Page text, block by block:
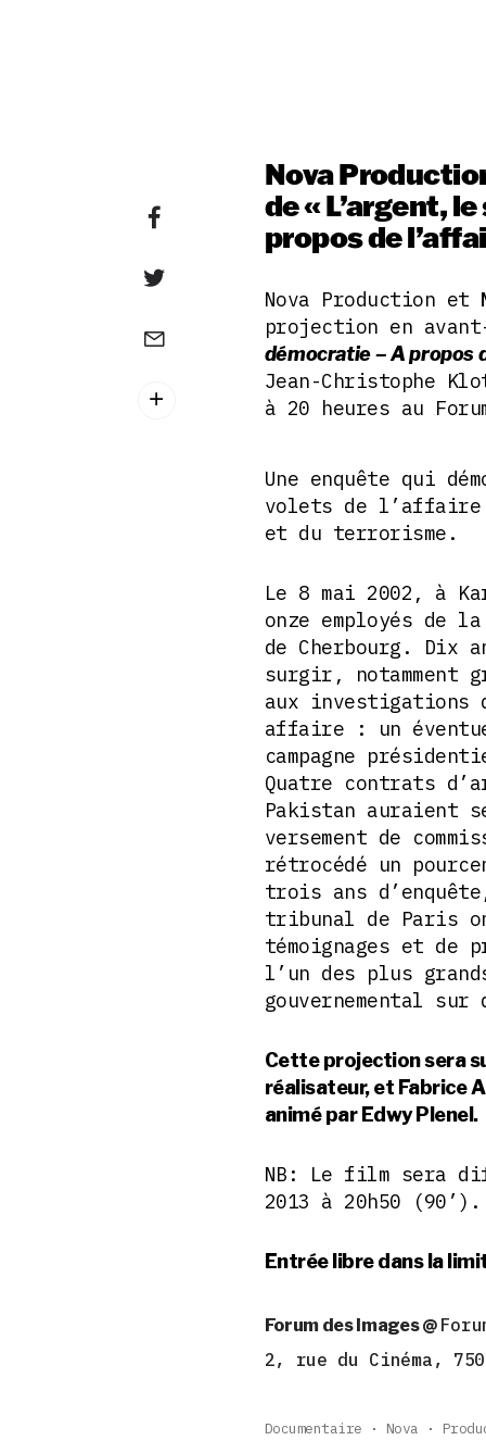
Nova
de « L’argent,
propos de
Nova Production et
projection en
démocratie – A propos
Jean-Christophe
à 20 heures au
Une enquête qui
volets de l’affaire
et du terrorisme.
Le 8 mai 2002, à
onze employés de
de Cherbourg.
surgir, notamment
aux investigations
affaire : un
campagne
Quatre contrats
Pakistan auraient
versement de
rétrocédé un
trois ans
tribunal de Paris
témoignages et de
l’un des plus
gouvernemental sur
Cette projection sera
réalisateur, et Fabrice
animé par Edwy Plenel.
NB: Le film sera
2013 à 20h50 (90’).
Entrée libre dans la
Forum des Images @
2, rue du Cinéma,
Documentaire Nova